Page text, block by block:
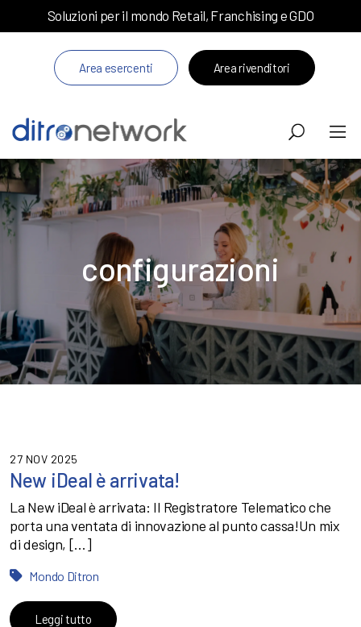
Soluzioni per il mondo Retail, Franchising e GDO
Area esercenti Area rivenditori
configurazioni
27 NOV 2025
New iDeal è arrivata!
La New iDeal è arrivata: Il Registratore Telematico che
porta una ventata di innovazione al punto cassa!Un mix
di design, […]
Leggi tutto
Mondo Ditron